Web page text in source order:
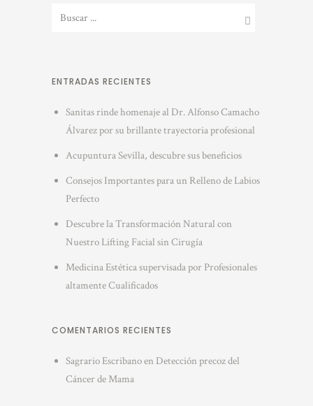
ENTRADAS RECIENTES
Sanitas rinde homenaje al Dr. Alfonso Camacho
Álvarez por su brillante trayectoria profesional
Acupuntura Sevilla, descubre sus beneficios
Consejos Importantes para un Relleno de Labios
Perfecto
Descubre la Transformación Natural con
Nuestro Lifting Facial sin Cirugía
Medicina Estética supervisada por Profesionales
altamente Cualificados
COMENTARIOS RECIENTES
Sagrario Escribanoen Detección precoz del
Cáncer de Mama